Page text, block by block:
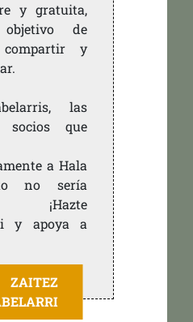
y gratuita,
de
y
las
socios que
a Hala
no sería
¡Hazte
y apoya a
ZAITEZ